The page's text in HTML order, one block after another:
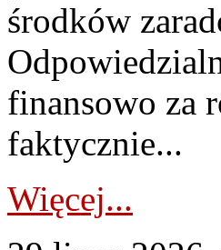
środków
finansowo za
faktycznie...
Więcej...